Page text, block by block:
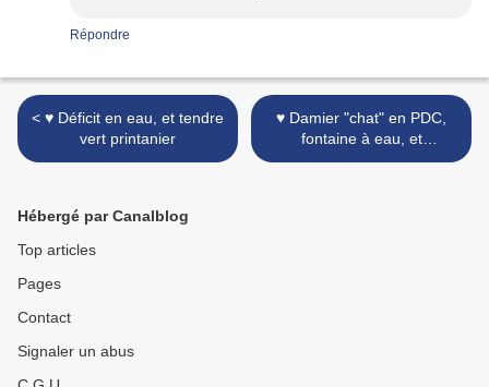
Répondre
< ♥ Déficit en eau, et tendre
vert printanier
♥ Damier "chat" en PDC,
fontaine à eau, et
hexagones ♥ >
Hébergé par Canalblog
Top articles
Pages
Contact
Signaler un abus